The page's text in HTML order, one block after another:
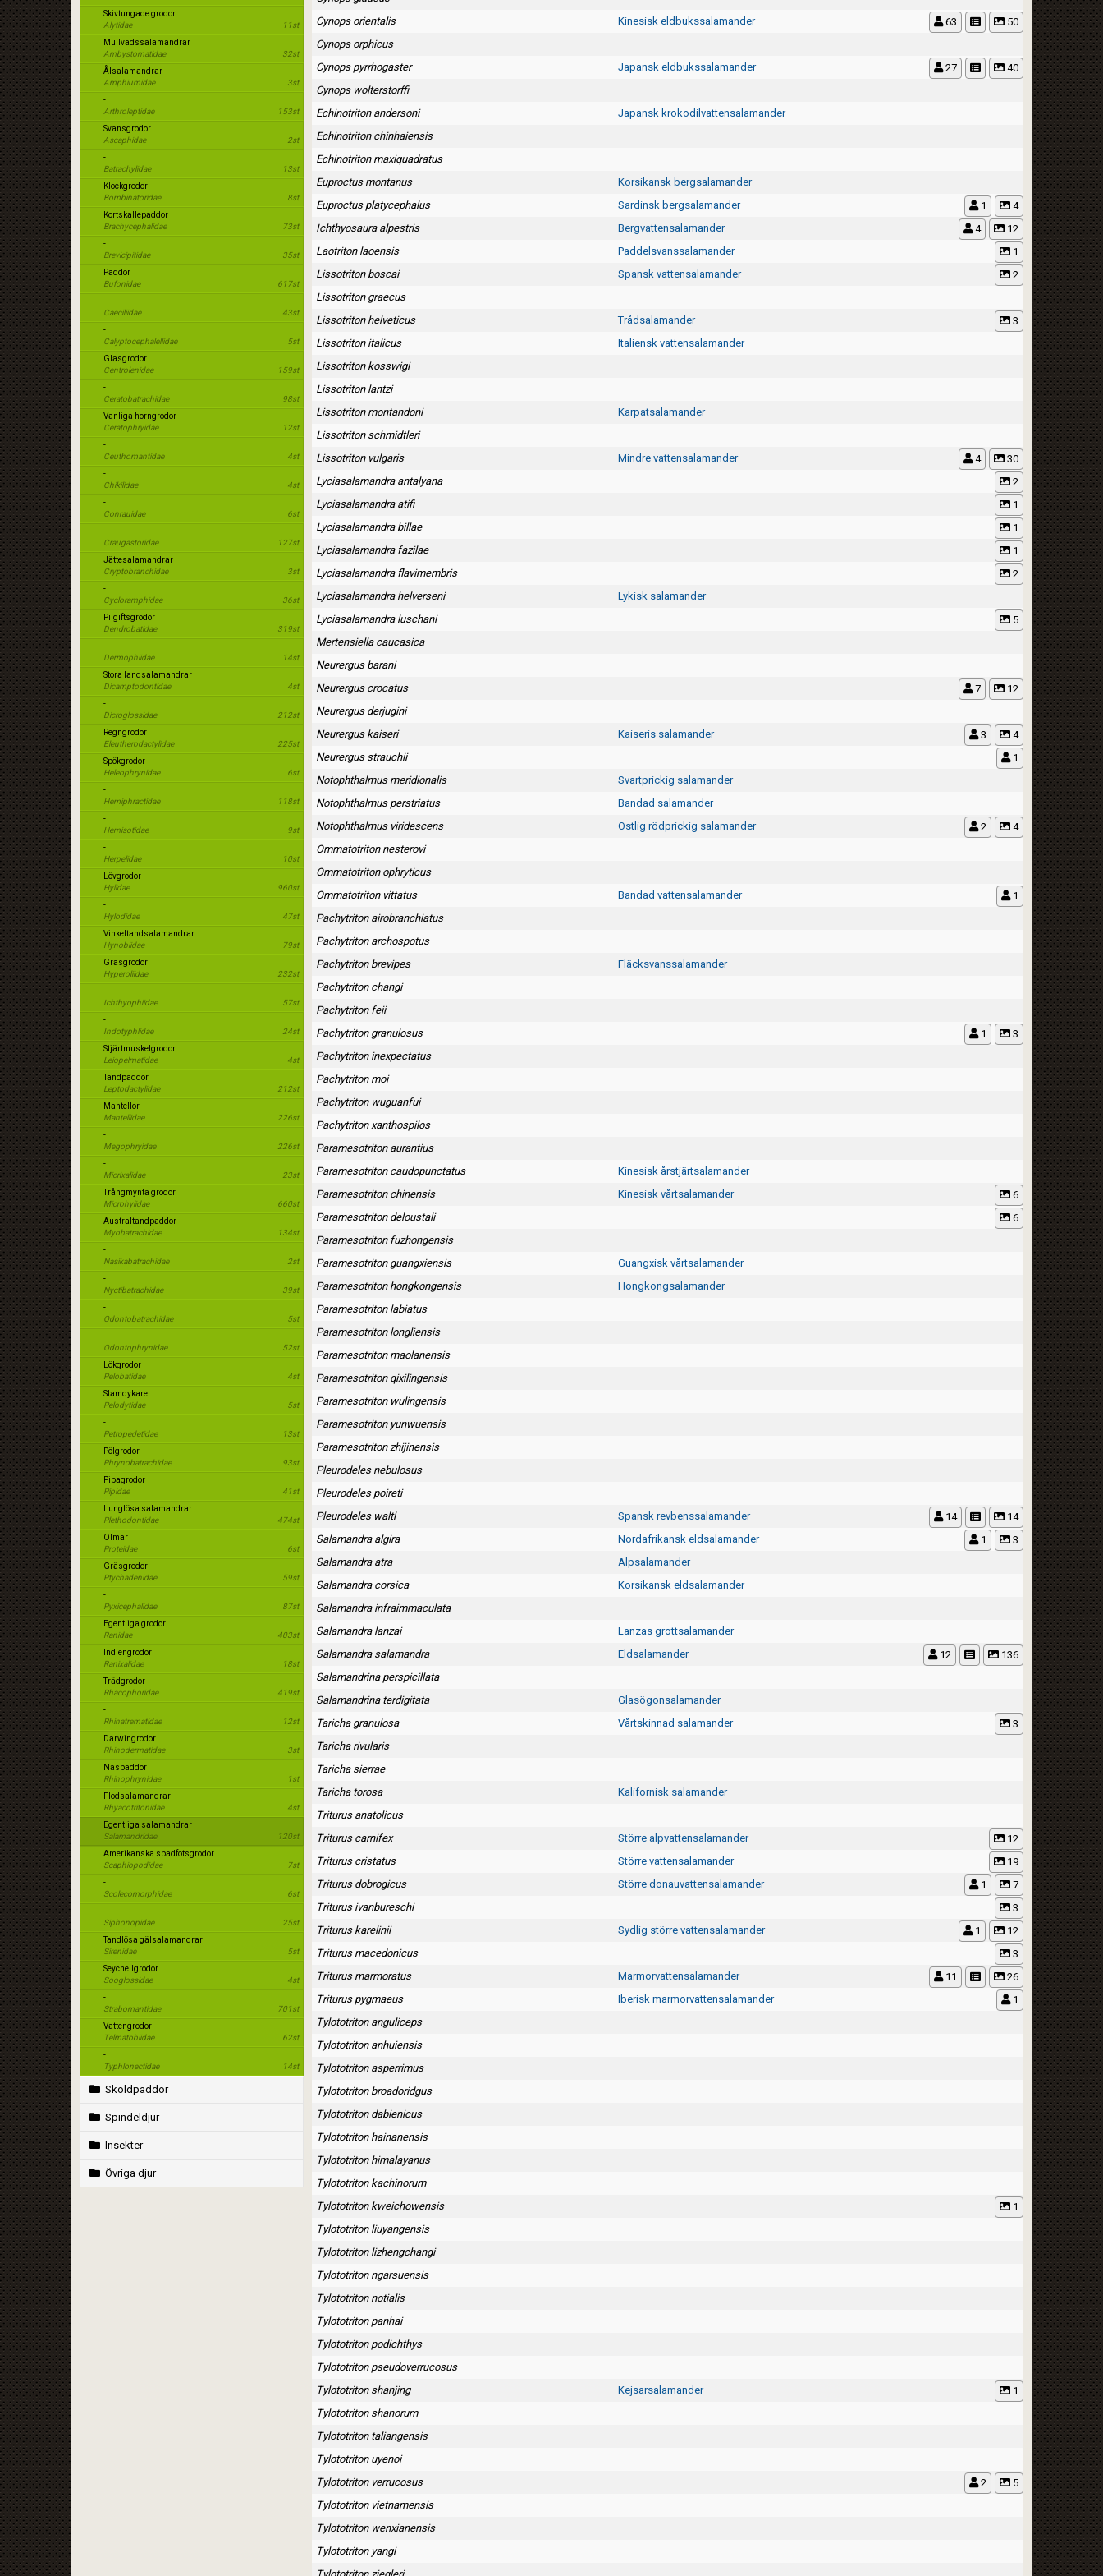
11st
Skivtungade grodor
Alytidae
32st
Mullvadssalamandrar
Ambystomatidae
3st
Ålsalamandrar
Amphiumidae
153st
-
Arthroleptidae
2st
Svansgrodor
Ascaphidae
13st
-
Batrachylidae
8st
Klockgrodor
Bombinatoridae
73st
Kortskallepaddor
Brachycephalidae
35st
-
Brevicipitidae
617st
Paddor
Bufonidae
43st
-
Caeciliidae
5st
-
Calyptocephalellidae
159st
Glasgrodor
Centrolenidae
98st
-
Ceratobatrachidae
12st
Vanliga horngrodor
Ceratophryidae
4st
-
Ceuthomantidae
4st
-
Chikilidae
6st
-
Conrauidae
127st
-
Craugastoridae
3st
Jättesalamandrar
Cryptobranchidae
36st
-
Cycloramphidae
319st
Pilgiftsgrodor
Dendrobatidae
14st
-
Dermophiidae
4st
Stora landsalamandrar
Dicamptodontidae
212st
-
Dicroglossidae
225st
Regngrodor
Eleutherodactylidae
6st
Spökgrodor
Heleophrynidae
118st
-
Hemiphractidae
9st
-
Hemisotidae
10st
-
Herpelidae
960st
Lövgrodor
Hylidae
47st
-
Hylodidae
79st
Vinkeltandsalamandrar
Hynobiidae
232st
Gräsgrodor
Hyperoliidae
57st
-
Ichthyophiidae
24st
-
Indotyphlidae
4st
Stjärtmuskelgrodor
Leiopelmatidae
212st
Tandpaddor
Leptodactylidae
226st
Mantellor
Mantellidae
226st
-
Megophryidae
23st
-
Micrixalidae
660st
Trångmynta grodor
Microhylidae
134st
Australtandpaddor
Myobatrachidae
2st
-
Nasikabatrachidae
39st
-
Nyctibatrachidae
5st
-
Odontobatrachidae
52st
-
Odontophrynidae
4st
Lökgrodor
Pelobatidae
5st
Slamdykare
Pelodytidae
13st
-
Petropedetidae
93st
Pölgrodor
Phrynobatrachidae
41st
Pipagrodor
Pipidae
474st
Lunglösa salamandrar
Plethodontidae
6st
Olmar
Proteidae
59st
Gräsgrodor
Ptychadenidae
87st
-
Pyxicephalidae
403st
Egentliga grodor
Ranidae
18st
Indiengrodor
Ranixalidae
419st
Trädgrodor
Rhacophoridae
12st
-
Rhinatrematidae
3st
Darwingrodor
Rhinodermatidae
1st
Näspaddor
Rhinophrynidae
4st
Flodsalamandrar
Rhyacotritonidae
120st
Egentliga salamandrar
Salamandridae
7st
Amerikanska spadfotsgrodor
Scaphiopodidae
6st
-
Scolecomorphidae
25st
-
Siphonopidae
5st
Tandlösa gälsalamandrar
Sirenidae
4st
Seychellgrodor
Sooglossidae
701st
-
Strabomantidae
62st
Vattengrodor
Telmatobiidae
14st
-
Typhlonectidae
Sköldpaddor
Spindeldjur
Insekter
Övriga djur
Cynops orientalis
Kinesisk eldbukssalamander 50
63
Cynops orphicus
Cynops pyrrhogaster
Japansk eldbukssalamander 40
27
Cynops wolterstorffi
Echinotriton andersoni
Japansk krokodilvattensalamander
Echinotriton chinhaiensis
Echinotriton maxiquadratus
Euproctus montanus
Korsikansk bergsalamander
Euproctus platycephalus
Sardinsk bergsalamander 4
1
Ichthyosaura alpestris
Bergvattensalamander 12
4
Laotriton laoensis
Paddelsvanssalamander
1
Lissotriton boscai
Spansk vattensalamander
2
Lissotriton graecus
Lissotriton helveticus
Trådsalamander
3
Lissotriton italicus
Italiensk vattensalamander
Lissotriton kosswigi
Lissotriton lantzi
Lissotriton montandoni
Karpatsalamander
Lissotriton schmidtleri
Lissotriton vulgaris
Mindre vattensalamander 30
4
Lyciasalamandra antalyana
2
Lyciasalamandra atifi
1
Lyciasalamandra billae
1
Lyciasalamandra fazilae
1
Lyciasalamandra flavimembris
2
Lyciasalamandra helverseni
Lykisk salamander
Lyciasalamandra luschani
5
Mertensiella caucasica
Neurergus barani
Neurergus crocatus
12
7
Neurergus derjugini
Neurergus kaiseri
Kaiseris salamander 4
3
Neurergus strauchii
1
Notophthalmus meridionalis
Svartprickig salamander
Notophthalmus perstriatus
Bandad salamander
Notophthalmus viridescens
Östlig rödprickig salamander 4
2
Ommatotriton nesterovi
Ommatotriton ophryticus
Ommatotriton vittatus
Bandad vattensalamander
1
Pachytriton airobranchiatus
Pachytriton archospotus
Pachytriton brevipes
Fläcksvanssalamander
Pachytriton changi
Pachytriton feii
Pachytriton granulosus
3
1
Pachytriton inexpectatus
Pachytriton moi
Pachytriton wuguanfui
Pachytriton xanthospilos
Paramesotriton aurantius
Paramesotriton caudopunctatus
Kinesisk årstjärtsalamander
Paramesotriton chinensis
Kinesisk vårtsalamander
6
Paramesotriton deloustali
6
Paramesotriton fuzhongensis
Paramesotriton guangxiensis
Guangxisk vårtsalamander
Paramesotriton hongkongensis
Hongkongsalamander
Paramesotriton labiatus
Paramesotriton longliensis
Paramesotriton maolanensis
Paramesotriton qixilingensis
Paramesotriton wulingensis
Paramesotriton yunwuensis
Paramesotriton zhijinensis
Pleurodeles nebulosus
Pleurodeles poireti
Pleurodeles waltl
Spansk revbenssalamander 14
14
Salamandra algira
Nordafrikansk eldsalamander 3
1
Salamandra atra
Alpsalamander
Salamandra corsica
Korsikansk eldsalamander
Salamandra infraimmaculata
Salamandra lanzai
Lanzas grottsalamander
Salamandra salamandra
Eldsalamander 136
12
Salamandrina perspicillata
Salamandrina terdigitata
Glasögonsalamander
Taricha granulosa
Vårtskinnad salamander
3
Taricha rivularis
Taricha sierrae
Taricha torosa
Kalifornisk salamander
Triturus anatolicus
Triturus carnifex
Större alpvattensalamander
12
Triturus cristatus
Större vattensalamander
19
Triturus dobrogicus
Större donauvattensalamander 7
1
Triturus ivanbureschi
3
Triturus karelinii
Sydlig större vattensalamander 12
1
Triturus macedonicus
3
Triturus marmoratus
Marmorvattensalamander 26
11
Triturus pygmaeus
Iberisk marmorvattensalamander
1
Tylototriton anguliceps
Tylototriton anhuiensis
Tylototriton asperrimus
Tylototriton broadoridgus
Tylototriton dabienicus
Tylototriton hainanensis
Tylototriton himalayanus
Tylototriton kachinorum
Tylototriton kweichowensis
1
Tylototriton liuyangensis
Tylototriton lizhengchangi
Tylototriton ngarsuensis
Tylototriton notialis
Tylototriton panhai
Tylototriton podichthys
Tylototriton pseudoverrucosus
Tylototriton shanjing
Kejsarsalamander
1
Tylototriton shanorum
Tylototriton taliangensis
Tylototriton uyenoi
Tylototriton verrucosus
5
2
Tylototriton vietnamensis
Tylototriton wenxianensis
Tylototriton yangi